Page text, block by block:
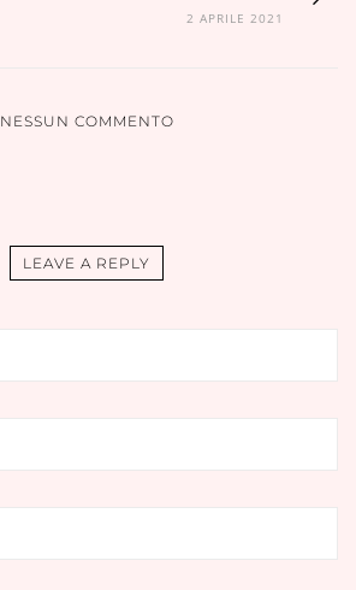
2 APRILE 2021
NESSUN COMMENTO
LEAVE A REPLY